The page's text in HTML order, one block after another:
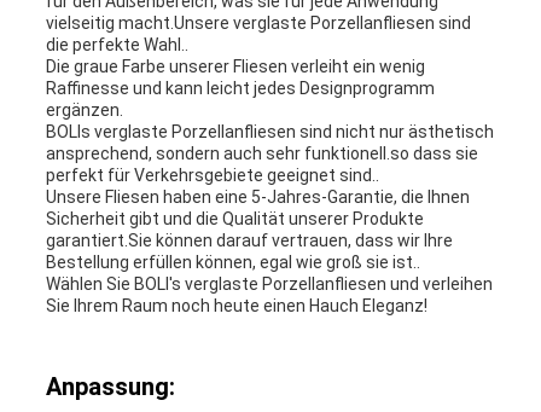
vielseitig macht.Unsere verglaste Porzellanfliesen sind
die perfekte Wahl..
Die graue Farbe unserer Fliesen verleiht ein wenig
Raffinesse und kann leicht jedes Designprogramm
ergänzen.
BOLIs verglaste Porzellanfliesen sind nicht nur ästhetisch
ansprechend, sondern auch sehr funktionell.so dass sie
perfekt für Verkehrsgebiete geeignet sind..
Unsere Fliesen haben eine 5-Jahres-Garantie, die Ihnen
Sicherheit gibt und die Qualität unserer Produkte
garantiert.Sie können darauf vertrauen, dass wir Ihre
Bestellung erfüllen können, egal wie groß sie ist..
Wählen Sie BOLI's verglaste Porzellanfliesen und verleihen
Sie Ihrem Raum noch heute einen Hauch Eleganz!
Anpassung: